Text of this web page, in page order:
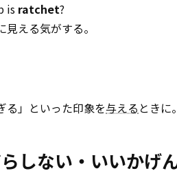
is ratchet?
える気がする。
る」といった印象を与える ときに
しない・いいかげ